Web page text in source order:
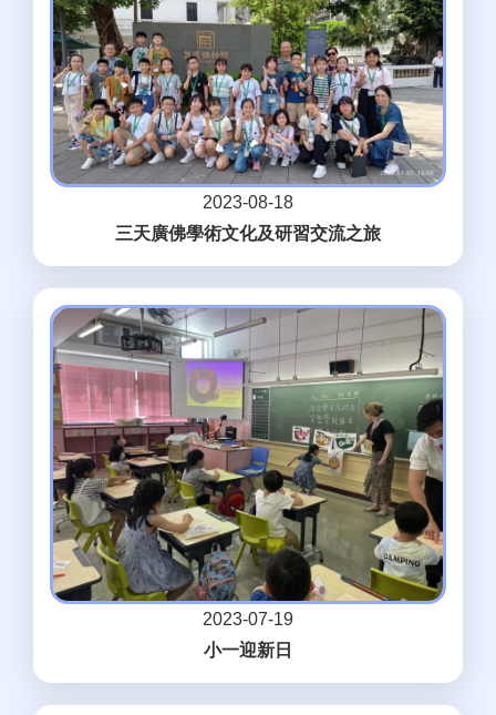
2023-08-18
三天廣佛學術文化及研習交流之旅
2023-07-19
小一迎新日